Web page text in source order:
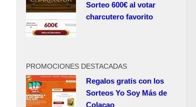
Sorteo 600€ al votar
charcutero favorito
PROMOCIONES DESTACADAS
Regalos gratis con los
Sorteos Yo Soy Más de
Colacao